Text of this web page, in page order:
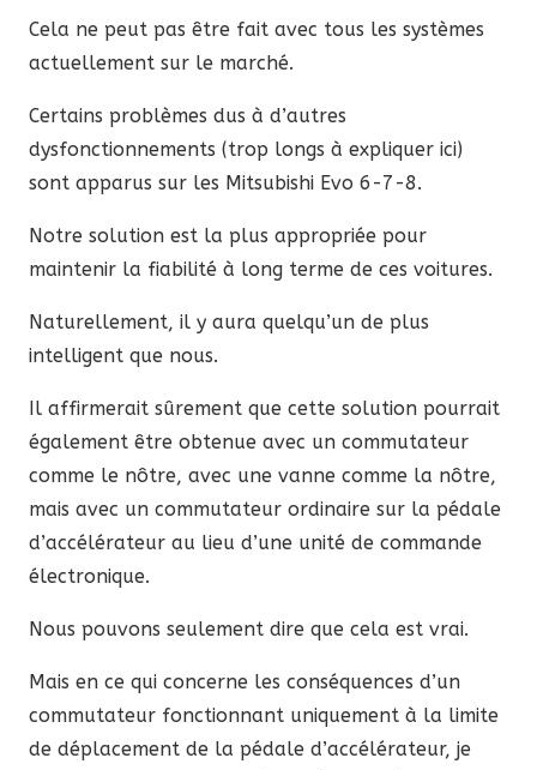
Cela ne peut pas être fait avec tous les systèmes
actuellement sur le marché.
Certains problèmes dus à d’autres
dysfonctionnements (trop longs à expliquer ici)
sont apparus sur les Mitsubishi Evo 6-7-8.
Notre solution est la plus appropriée pour
maintenir la fiabilité à long terme de ces voitures.
Naturellement, il y aura quelqu’un de plus
intelligent que nous.
Il affirmerait sûrement que cette solution pourrait
également être obtenue avec un commutateur
comme le nôtre, avec une vanne comme la nôtre,
mais avec un commutateur ordinaire sur la pédale
d’accélérateur au lieu d’une unité de commande
électronique.
Nous pouvons seulement dire que cela est vrai.
Mais en ce qui concerne les conséquences d’un
commutateur fonctionnant uniquement à la limite
de déplacement de la pédale d’accélérateur, je